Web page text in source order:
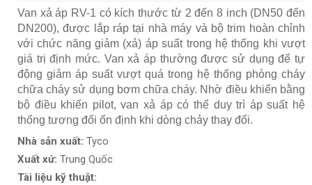
Van xả áp RV-1 có kích thước từ 2 đến 8 inch (DN50 đến
DN200), được lắp ráp tại nhà máy và bộ trim hoàn chỉnh
với chức năng giảm (xả) áp suất trong hệ thống khi vượt
giá trị định mức. Van xả áp thường được sử dụng để tự
động giảm áp suất vượt quá trong hệ thống phòng cháy
chữa cháy sử dụng bơm chữa cháy. Nhờ điều khiển bằng
bộ điều khiển pilot, van xả áp có thể duy trì áp suất hệ
thống tương đối ổn định khi dòng chảy thay đổi.
Nhà sản xuất: Tyco
Xuất xứ: Trung Quốc
Tài liệu kỹ thuật: